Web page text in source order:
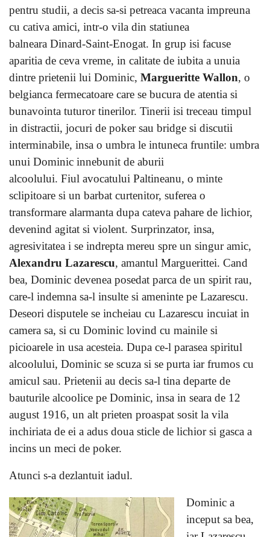
pentru studii, a decis sa-si petreaca vacanta impreuna
cu cativa amici, intr-o vila din statiunea
balneara Dinard-Saint-Enogat. In grup isi facuse
aparitia de ceva vreme, in calitate de iubita a unuia
dintre prietenii lui Dominic, Margueritte Wallon, o
belgianca fermecatoare care se bucura de atentia si
bunavointa tuturor tinerilor. Tinerii isi treceau timpul
in distractii, jocuri de poker sau bridge si discutii
interminabile, insa o umbra le intuneca fruntile: umbra
unui Dominic innebunit de aburii
alcoolului. Fiul avocatului Paltineanu, o minte
sclipitoare si un barbat curtenitor, suferea o
transformare alarmanta dupa cateva pahare de lichior,
devenind agitat si violent. Surprinzator, insa,
agresivitatea i se indrepta mereu spre un singur amic,
Alexandru Lazarescu, amantul Marguerittei. Cand
bea, Dominic devenea posedat parca de un spirit rau,
care-l indemna sa-l insulte si ameninte pe Lazarescu.
Deseori disputele se incheiau cu Lazarescu incuiat in
camera sa, si cu Dominic lovind cu mainile si
picioarele in usa acesteia. Dupa ce-l parasea spiritul
alcoolului, Dominic se scuza si se purta iar frumos cu
amicul sau. Prietenii au decis sa-l tina departe de
bauturile alcoolice pe Dominic, insa in seara de 12
august 1916, un alt prieten proaspat sosit la vila
inchiriata de ei a adus doua sticle de lichior si gasca a
incins un meci de poker.
Atunci s-a dezlantuit iadul.
Dominic a
inceput sa bea,